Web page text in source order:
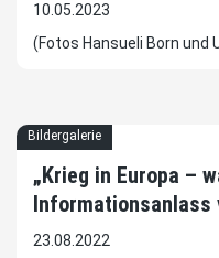
10.05.2023
(Fotos Hansueli Born und
Bildergalerie
„Krieg in Europa –
Informationsanlass
23.08.2022